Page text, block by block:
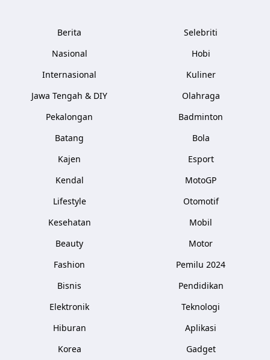
Berita
Nasional
Internasional
Jawa Tengah & DIY
Pekalongan
Batang
Kajen
Kendal
Lifestyle
Kesehatan
Beauty
Fashion
Bisnis
Elektronik
Hiburan
Korea
Selebriti
Hobi
Kuliner
Olahraga
Badminton
Bola
Esport
MotoGP
Otomotif
Mobil
Motor
Pemilu 2024
Pendidikan
Teknologi
Aplikasi
Gadget